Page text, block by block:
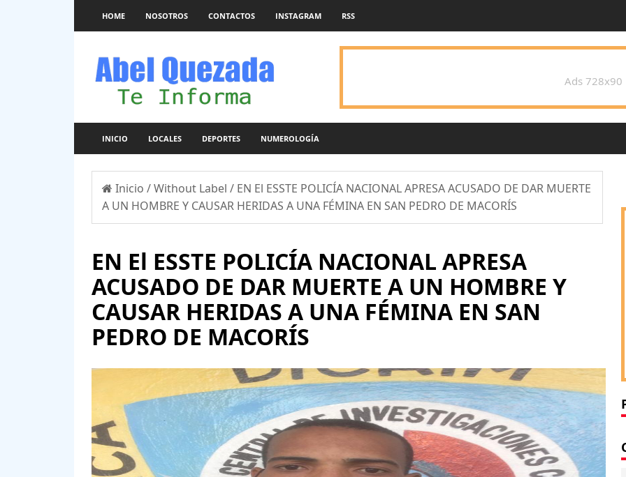
HOME NOSOTROS CONTACTOS INSTAGRAM RSS
Ads 728x90
INICIO LOCALES DEPORTES NUMEROLOGÍA
Inicio /Without Label / EN El ESSTE POLICÍA NACIONAL APRESA ACUSADO DE DAR MUERTE
A UN HOMBRE Y CAUSAR HERIDAS A UNA FÉMINA EN SAN PEDRO DE MACORÍS
EN El ESSTE POLICÍA NACIONAL APRESA
ACUSADO DE DAR MUERTE A UN HOMBRE Y
CAUSAR HERIDAS A UNA FÉMINA EN SAN
PEDRO DE MACORÍS